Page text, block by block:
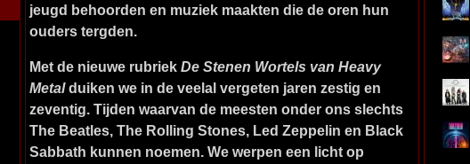
jeugd behoorden en muziek maakten die de oren hun
ouders tergden.
Met de nieuwe rubriek De Stenen Wortels van Heavy
Metalduiken we in de veelal vergeten jaren zestig en
zeventig. Tijden waarvan de meesten onder ons slechts
The Beatles, The Rolling Stones, Led Zeppelin en Black
Sabbath kunnen noemen. We werpen een licht op